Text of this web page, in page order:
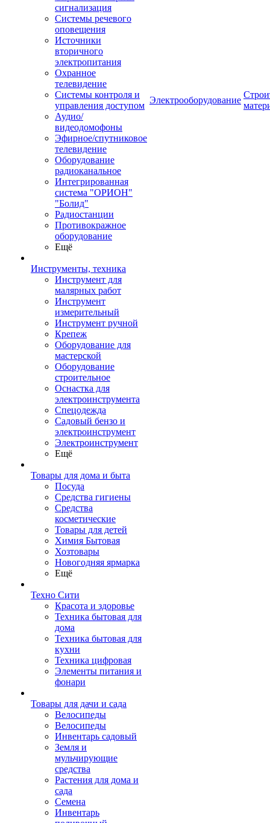
сигнализация
Системы речевого
оповещения
Источники
вторичного
электропитания
Охранное
телевидение
Системы контроля и
управления доступом
Аудио/
видеодомофоны
Эфирное/спутниковое
телевидение
Оборудование
радиоканальное
Интегрированная
система "ОРИОН"
"Болид"
Радиостанции
Противокражное
оборудование
Ещё
Инструменты, техника
Инструмент для
малярных работ
Инструмент
измерительный
Инструмент ручной
Крепеж
Оборудование для
мастерской
Оборудование
строительное
Оснастка для
электроинструмента
Спецодежда
Садовый бензо и
электроинструмент
Электроинструмент
Ещё
Товары для дома и быта
Посуда
Средства гигиены
Средства
косметические
Товары для детей
Химия Бытовая
Хозтовары
Новогодняя ярмарка
Ещё
Техно Сити
Красота и здоровье
Техника бытовая для
дома
Техника бытовая для
кухни
Техника цифровая
Элементы питания и
фонари
Товары для дачи и сада
Велосипеды
Велосипеды
Инвентарь садовый
Земля и
мульчирующие
средства
Растения для дома и
сада
Семена
Инвентарь
Электрооборудование